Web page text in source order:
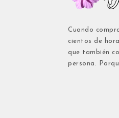
Cuando
cientos de
que también
persona.